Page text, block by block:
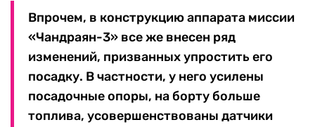
Впрочем, в конструкцию аппарата миссии
«Чандраян-3» все же внесен ряд
изменений, призванных упростить его
посадку. В частности, у него усилены
посадочные опоры, на борту больше
топлива, усовершенствованы датчики